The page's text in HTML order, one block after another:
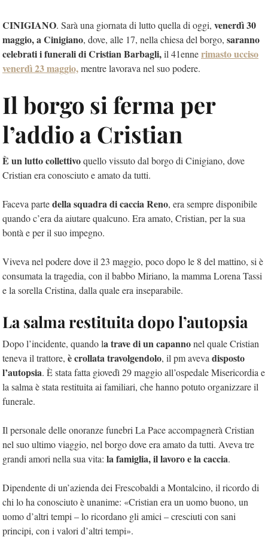
CINIGIANO. Sarà una giornata di lutto quella di oggi, venerdì 30
maggio, a Cinigiano, dove, alle 17, nella chiesa del borgo, saranno
celebrati i funerali di Cristian Barbagli,il 41ennerimasto ucciso
venerdì 23 maggio,mentre lavorava nel suo podere.
Il borgo si ferma per
l’addio a Cristian
È un lutto collettivoquello vissuto dal borgo di Cinigiano, dove
Cristian era conosciuto e amato da tutti.
Faceva partedella squadra di caccia Reno, era sempre disponibile
quando c’era da aiutare qualcuno. Era amato, Cristian, per la sua
bontà e per il suo impegno.
Viveva nel podere dove il 23 maggio, poco dopo le 8 del mattino, si è
consumata la tragedia, con il babbo Miriano, la mamma Lorena Tassi
e la sorella Cristina, dalla quale era inseparabile.
La salma restituita dopo l’autopsia
Dopo l’incidente, quando la trave di un capannonel quale Cristian
teneva il trattore, è crollata travolgendolo, il pm aveva disposto
l’autopsia. È stata fatta giovedì 29 maggio all’ospedale Misericordia e
la salma è stata restituita ai familiari, che hanno potuto organizzare il
funerale.
Il personale delle onoranze funebri La Pace accompagnerà Cristian
nel suo ultimo viaggio, nel borgo dove era amato da tutti. Aveva tre
grandi amori nella sua vita: la famiglia, il lavoro e la caccia.
Dipendente di un’azienda dei Frescobaldi a Montalcino, il ricordo di
chi lo ha conosciuto è unanime: «Cristian era un uomo buono, un
uomo d’altri tempi – lo ricordano gli amici – cresciuti con sani
principi, con i valori d’altri tempi».